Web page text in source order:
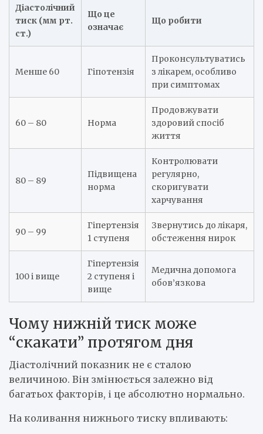
Діастолічний
тиск (мм рт.
ст.)
Що це
означає
Що робити
Менше 60 Гіпотензія
Проконсультуватись
з лікарем, особливо
при симптомах
60 – 80 Норма
Продовжувати
здоровий спосіб
життя
80 – 89
Підвищена
норма
Контролювати
регулярно,
скоригувати
харчування
90 – 99
Гіпертензія
1 ступеня
Звернутись до лікаря,
обстеження нирок
100 і вище
Гіпертензія
2 ступеня і
вище
Медична допомога
обов’язкова
Чому нижній тиск може
“скакати” протягом дня
Діастолічний показник не є сталою
величиною. Він змінюється залежно від
багатьох факторів, і це абсолютно нормально.
На коливання нижнього тиску впливають: